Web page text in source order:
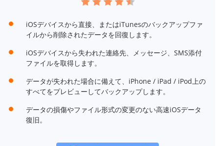
iOSデバイスから直接、またはiTunesのバックアップファ
イルから削除されたデータを回復します。
iOSデバイスから失われた連絡先、メッセージ、SMS添付
ファイルを取得します。
データが失われた場合に備えて、iPhone / iPad / iPod上の
すべてをプレビューしてバックアップします。
データの損傷やファイル形式の変更のない高速iOSデータ
復旧。